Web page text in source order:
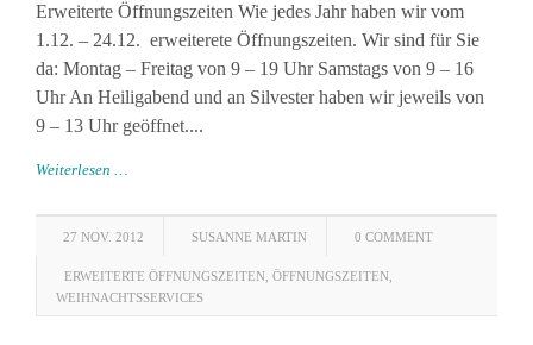
Erweiterte Öffnungszeiten Wie jedes Jahr haben wir vom
1.12. – 24.12. erweiterete Öffnungszeiten. Wir sind für Sie
da: Montag – Freitag von 9 – 19 Uhr Samstags von 9 – 16
Uhr An Heiligabend und an Silvester haben wir jeweils von
9 – 13 Uhr geöffnet....
Weiterlesen …
27 NOV. 2012 SUSANNE MARTIN 0 COMMENT
ERWEITERTE ÖFFNUNGSZEITEN ÖFFNUNGSZEITEN
WEIHNACHTSSERVICES